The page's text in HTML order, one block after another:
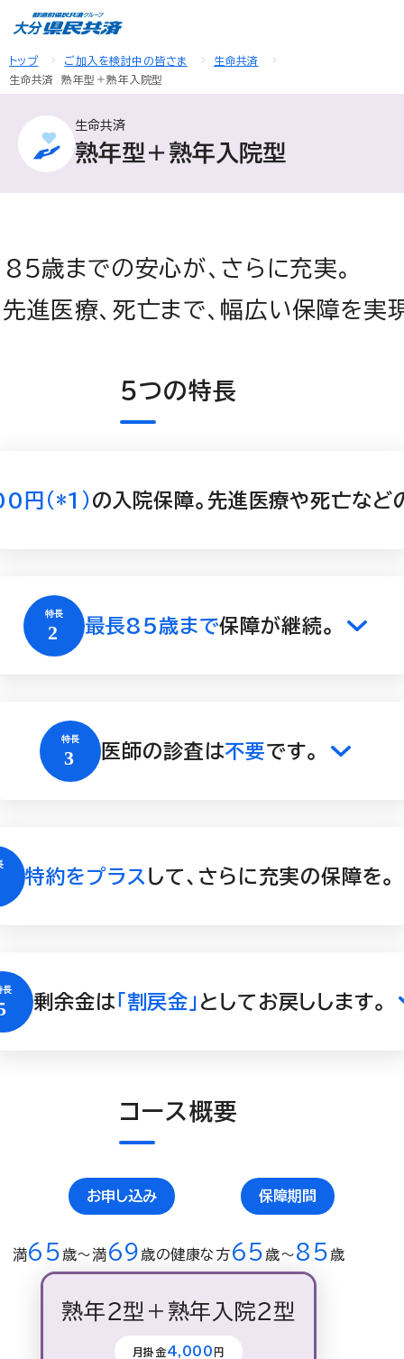
トップ ご加入を検討中の皆さま
生命共済
生命共済 熟年型＋熟年入院型
生命共済
熟年型＋熟年入院型
85歳までの安心が、さらに充実。
進医療、死亡まで、幅広い保障を実
５つの特長
円(*1)の入院保障。先進医療や死亡など
最長85歳まで保障が継続。
医師の診査は不要です。
特約をプラス して、さらに充実の保障を。
剰余金は 「割戻金」 としてお戻しします。
コース概要
お申し込み
満65 歳〜満69 歳の健康な方
保障期間
65 歳〜85 歳
熟年２型＋熟年入院２型
月掛金4,000 円